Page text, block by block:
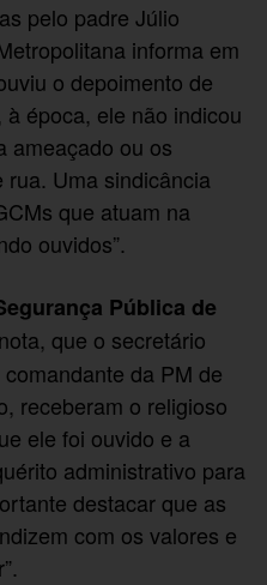
pelo padre Júlio
informa em
o depoimento de
época, ele não indicou
ameaçado ou os
rua. Uma sindicância
que atuam na
ouvidos”.
Pública de
que o secretário
da PM de
receberam o religioso
ele foi ouvido e a
administrativo para
destacar que as
com os valores e